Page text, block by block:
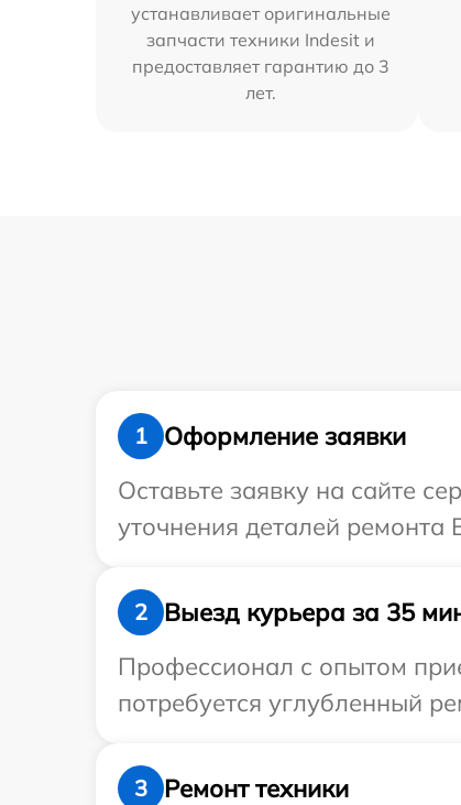
устанавливает оригинальные
запчасти техники Indesit и
предоставляет гарантию до 3
лет.
1
Оформление заявки
Оставьте заявку на сайте
уточнения деталей ремонта
2
Выезд курьера за 35
Профессионал с опытом
потребуется углубленный
3
Ремонт техники